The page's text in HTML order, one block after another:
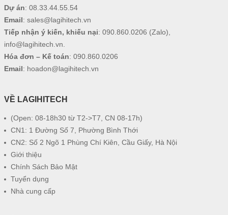
Dự án: 08.33.44.55.54
Email: sales@lagihitech.vn
Tiếp nhận ý kiến, khiếu nại: 090.860.0206 (Zalo),
info@lagihitech.vn
Hóa đơn – Kế toán: 090.860.0206
Email: hoadon@lagihitech.vn
VỀ LAGIHITECH
(Open: 08-18h30 từ T2->T7, CN 08-17h)
CN1: 1 Đường Số 7, Phường Bình Thới
CN2: Số 2 Ngõ 1 Phùng Chí Kiên, Cầu Giấy, Hà Nội
Giới thiệu
Chính Sách Bảo Mật
Tuyển dụng
Nhà cung cấp